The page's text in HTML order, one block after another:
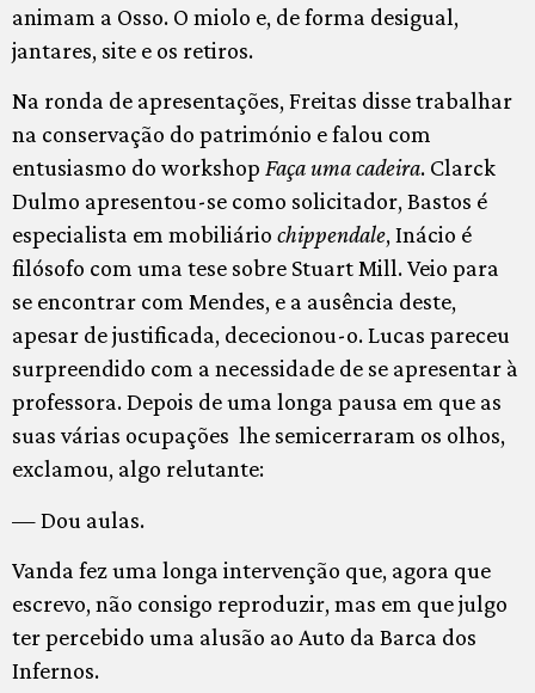
animam a Osso. O miolo e, de forma desigual,
jantares, site e os retiros.
Na ronda de apresentações, Freitas disse trabalhar
na conservação do património e falou com
entusiasmo do workshop Faça uma cadeira. Clarck
Dulmo apresentou-se como solicitador, Bastos é
especialista em mobiliário chippendale, Inácio é
filósofo com uma tese sobre Stuart Mill. Veio para
se encontrar com Mendes, e a ausência deste,
apesar de justificada, dececionou-o. Lucas pareceu
surpreendido com a necessidade de se apresentar à
professora. Depois de uma longa pausa em que as
suas várias ocupações lhe semicerraram os olhos,
exclamou, algo relutante:
— Dou aulas.
Vanda fez uma longa intervenção que, agora que
escrevo, não consigo reproduzir, mas em que julgo
ter percebido uma alusão ao Auto da Barca dos
Infernos.